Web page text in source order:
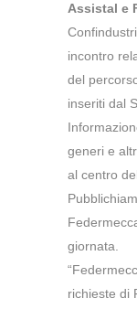
Assistal e
incontro
del
inseriti dal
generi e
al centro
giornata.
richieste di